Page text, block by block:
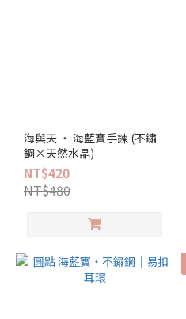
海與天 ‧ 海藍寶手鍊 (不鏽
鋼×天然水晶)
NT$420
NT$480